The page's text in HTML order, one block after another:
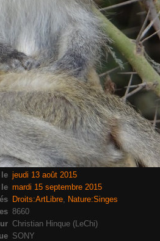
le jeudi 13 août 2015
le mardi 15 septembre 2015
Droits:ArtLibre,
Nature:Singes
8660
Christian Hinque (LeChi)
SONY